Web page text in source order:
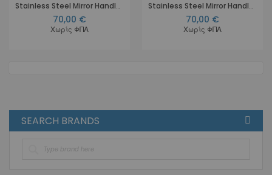
Stainless Steel Mirror Handle Blue Silicone Coated
70,00 €
Χωρίς ΦΠΑ
Stainless Steel Mirror Handle Pink Silicone Coated
70,00 €
Χωρίς ΦΠΑ
SEARCH BRANDS